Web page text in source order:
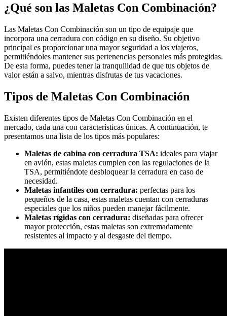
¿Qué son las Maletas Con Combinación?
Las Maletas Con Combinación son un tipo de equipaje que
incorpora una cerradura con código en su diseño. Su objetivo
principal es proporcionar una mayor seguridad a los viajeros,
permitiéndoles mantener sus pertenencias personales más protegidas.
De esta forma, puedes tener la tranquilidad de que tus objetos de
valor están a salvo, mientras disfrutas de tus vacaciones.
Tipos de Maletas Con Combinación
Existen diferentes tipos de Maletas Con Combinación en el
mercado, cada una con características únicas. A continuación, te
presentamos una lista de los tipos más populares:
Maletas de cabina con cerradura TSA: ideales para viajar
en avión, estas maletas cumplen con las regulaciones de la
TSA, permitiéndote desbloquear la cerradura en caso de
necesidad.
Maletas infantiles con cerradura: perfectas para los
pequeños de la casa, estas maletas cuentan con cerraduras
especiales que los niños pueden manejar fácilmente.
Maletas rígidas con cerradura: diseñadas para ofrecer
mayor protección, estas maletas son extremadamente
resistentes al impacto y al desgaste del tiempo.